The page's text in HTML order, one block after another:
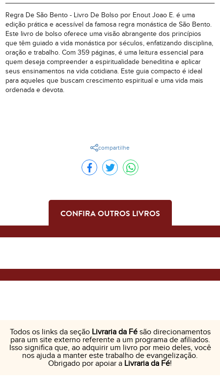
Regra De São Bento - Livro De Bolso por Enout Joao E. é uma
edição prática e acessível da famosa regra monástica de São Bento.
Este livro de bolso oferece uma visão abrangente dos princípios
que têm guiado a vida monástica por séculos, enfatizando disciplina,
oração e trabalho. Com 359 páginas, é uma leitura essencial para
quem deseja compreender a espiritualidade beneditina e aplicar
seus ensinamentos na vida cotidiana. Este guia compacto é ideal
para aqueles que buscam crescimento espiritual e uma vida mais
ordenada e devota.
compartilhe
CONFIRA OUTROS LIVROS
Todos os links da seção Livraria da Fésão direcionamentos
para um site externo referente a um programa de afiliados.
Isso significa que, ao adquirir um livro por meio deles, você
nos ajuda a manter este trabalho de evangelização.
Obrigado por apoiar a Livraria da Fé!